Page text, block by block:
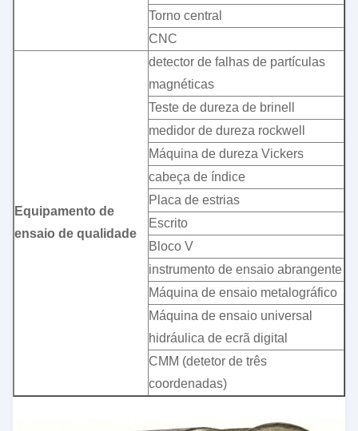
Torno central
CNC
Equipamento de
ensaio de qualidade
detector de falhas de partículas
magnéticas
Teste de dureza de brinell
medidor de dureza rockwell
Máquina de dureza Vickers
cabeça de índice
Placa de estrias
Escrito
Bloco V
instrumento de ensaio abrangente
Máquina de ensaio metalográfico
Máquina de ensaio universal
hidráulica de ecrã digital
CMM (detetor de três
coordenadas)